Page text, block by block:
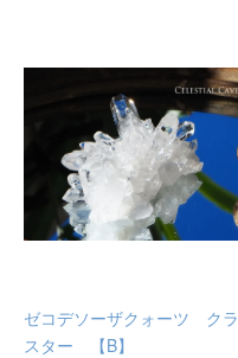
ゼコデソーザクォーツ クラ
スター 【B】